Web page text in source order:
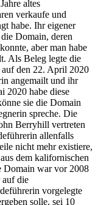
altes
verkaufe und
habe. Ihr eigener
Domain, deren
aber man habe
Als Beleg legte die
den 22. April 2020
angemailt und ihr
2020 habe diese
sie die Domain
spreche. Die
Berryhill vertreten
allenfalls
nicht mehr existiere,
dem kalifornischen
Domain war vor 2008
auf die
vorgelegte
solle, sei 10